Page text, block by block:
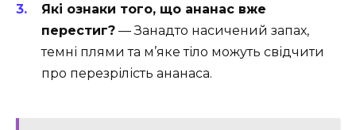
Які ознаки того, що ананас вже
перестиг? — Занадто насичений запах,
темні плями та м’яке тіло можуть свідчити
про перезрілість ананаса.